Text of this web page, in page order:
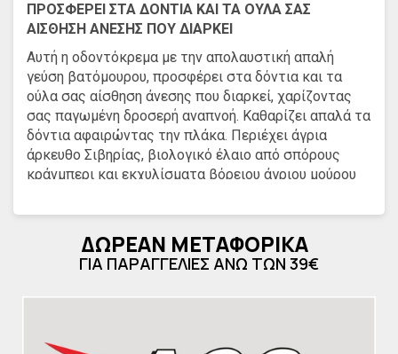
ΠΡΟΣΦΕΡΕΙ ΣΤΑ ΔΟΝΤΙΑ ΚΑΙ ΤΑ ΟΥΛΑ ΣΑΣ
ΑΙΣΘΗΣΗ ΑΝΕΣΗΣ ΠΟΥ ΔΙΑΡΚΕΙ
Αυτή η οδοντόκρεμα με την απολαυστική απαλή
γεύση βατόμουρου, προσφέρει στα δόντια και τα
ούλα σας αίσθηση άνεσης που διαρκεί, χαρίζοντας
σας παγωμένη δροσερή αναπνοή. Καθαρίζει απαλά τα
δόντια αφαιρώντας την πλάκα. Περιέχει άγρια
άρκευθο Σιβηρίας, βιολογικό έλαιο από σπόρους
κράνμπερι και εκχυλίσματα βόρειου άγριου μούρου
σας καθαρά και υγιή.
ΔΩΡΕΑΝ ΜΕΤΑΦΟΡΙΚΑ
ΓΙΑ ΠΑΡΑΓΓΕΛΙΕΣ ΑΝΩ ΤΩΝ 39€